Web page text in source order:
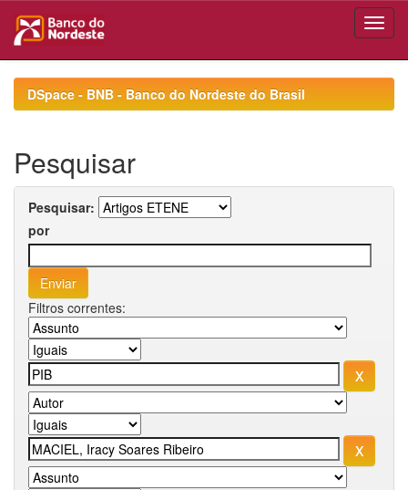
navigationDSpace - BNB - Banco do Nordeste do Brasil
Pesquisar
Pesquisar:
por
Filtros correntes: